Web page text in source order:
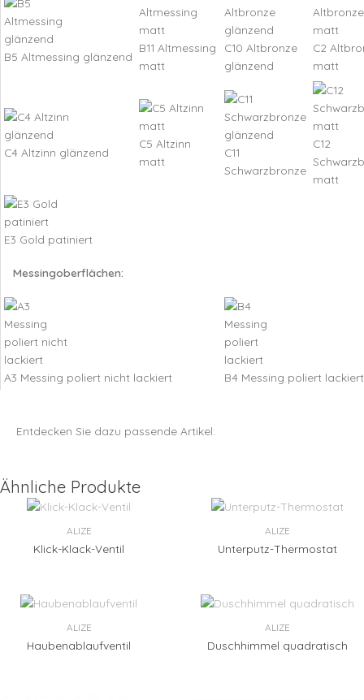
B5 Altmessing glänzend
B11 Altmessing
matt
C10 Altbronze
glänzend
C2
matt
C4 Altzinn glänzend
C5 Altzinn
matt
C11
Schwarzbronze
C12
matt
E3 Gold patiniert
Messingoberflächen:
A3 Messing poliert nicht lackiert B4 Messing poliert lackiert
Entdecken Sie dazu passende Artikel:
Ähnliche Produkte
ALIZE
Klick-Klack-Ventil
ALIZE
Unterputz-Thermostat
ALIZE
Haubenablaufventil
ALIZE
Duschhimmel quadratisch